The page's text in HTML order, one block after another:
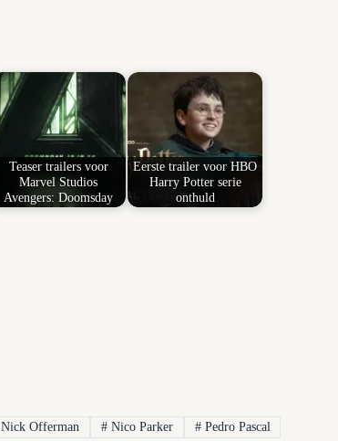
Teaser trailers voor
Marvel Studios
Avengers: Doomsday
Eerste trailer voor HBO
Harry Potter serie
onthuld
Nick Offerman #Nico Parker #Pedro Pascal